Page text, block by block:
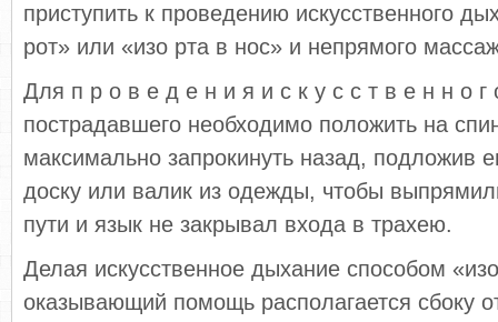
приступить к проведению искусственного
рот» или «изо рта в нос» и непрямого
Для п р о в е д е н и я и с к у с с т в е н н о
пострадавшего необходимо положить на
максимально запрокинуть назад, подложив
доску или валик из одежды, чтобы
пути и язык не закрывал входа в трахею.
Делая искусственное дыхание способом
оказывающий помощь располагается сбоку